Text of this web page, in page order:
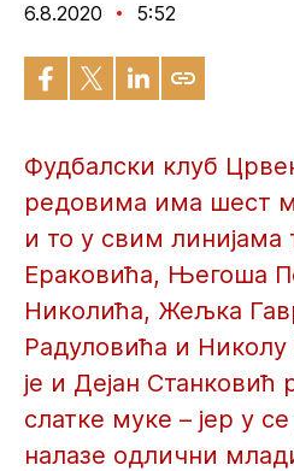
6.8.2020 5:52
Фудбалски клуб
редовима има шест
и то у свим
Ераковића, Његоша
Николића, Жељка
Радуловића и Николу
је и Дејан Станковић
слатке муке – јер у
налазе одлични